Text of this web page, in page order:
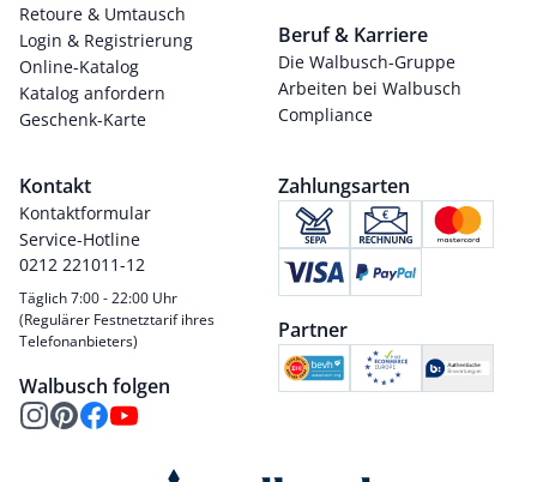
Retoure & Umtausch
Login & Registrierung
Online-Katalog
Katalog anfordern
Geschenk-Karte
Beruf & Karriere
Die Walbusch-Gruppe
Arbeiten bei Walbusch
Compliance
Kontakt
Kontaktformular
Service-Hotline
0212 221011-12
Täglich 7:00 - 22:00 Uhr
(Regulärer Festnetztarif ihres
Telefonanbieters)
Walbusch folgen
Zahlungsarten
Partner